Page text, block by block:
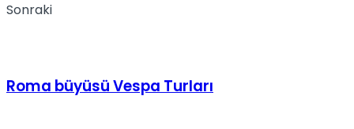
Sonraki
Roma büyüsü Vespa Turları